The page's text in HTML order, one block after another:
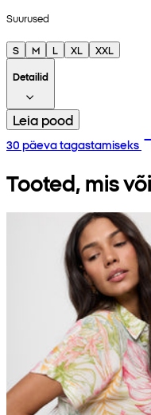
Suurused
S M L XL
XXL
Detailid
Leia pood
30 päeva tagastamiseks
Tooted, mis